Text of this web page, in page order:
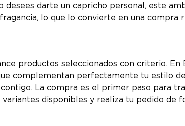
desees darte un capricho personal, este
lo que lo convierte en una compra
productos seleccionados con criterio. En
complementan perfectamente tu estilo
La compra es el primer paso para
disponibles y realiza tu pedido de